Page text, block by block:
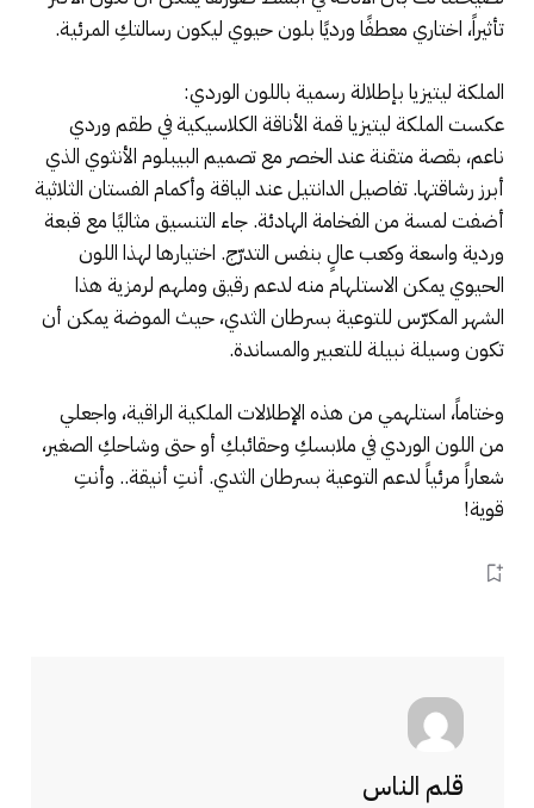
تأثيراً، اختاري معطفًا ورديًا بلون حيوي ليكون رسالتكِ المرئية.
الملكة ليتيزيا بإطلالة رسمية باللون الوردي:
عكست الملكة ليتيزيا قمة الأناقة الكلاسيكية في طقم وردي
ناعم، بقصة متقنة عند الخصر مع تصميم البيبلوم الأنثوي الذي
أبرز رشاقتها. تفاصيل الدانتيل عند الياقة وأكمام الفستان الثلاثية
أضفت لمسة من الفخامة الهادئة. جاء التنسيق مثاليًا مع قبعة
وردية واسعة وكعب عالٍ بنفس التدرّج. اختيارها لهذا اللون
الحيوي يمكن الاستلهام منه لدعم رقيق وملهم لرمزية هذا
الشهر المكرّس للتوعية بسرطان الثدي، حيث الموضة يمكن أن
تكون وسيلة نبيلة للتعبير والمساندة.
وختاماً، استلهمي من هذه الإطلالات الملكية الراقية، واجعلي
من اللون الوردي في ملابسكِ وحقائبكِ أو حتى وشاحكِ الصغير،
شعاراً مرئياً لدعم التوعية بسرطان الثدي. أنتِ أنيقة.. وأنتِ
قوية!
قلم الناس